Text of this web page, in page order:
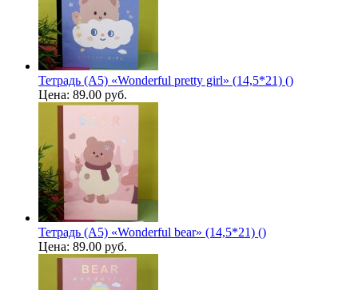
Тетрадь (A5) «Wonderful pretty girl» (14,5*21) ()
Цена: 89.00 руб.
Тетрадь (A5) «Wonderful bear» (14,5*21) ()
Цена: 89.00 руб.